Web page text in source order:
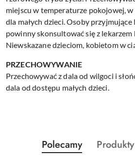
miejscu w temperaturze pokojowej,
dla małych dzieci. Osoby
powinny skonsultować się z lekarzem
Niewskazane dzieciom, kobietom w
PRZECHOWYWANIE
Przechowywać z dala od wilgoci i
dala od dostępu małych dzieci.
Pomiń karuzelę produktów
Produkty
Polecamy
Produkty